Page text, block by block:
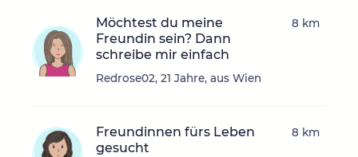
Möchtest du meine
Freundin sein? Dann
schreibe mir einfach
Redrose02, 21 Jahre, aus Wien
8 km
Freundinnen fürs Leben
gesucht
8 km